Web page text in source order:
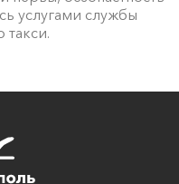
услугами службы
такси.